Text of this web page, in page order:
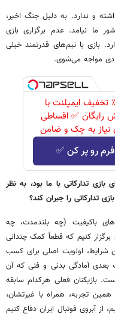
و ندارد. به دلیل جنگ اخیر،
ما نیامد. عدم برگزاری بازی
بازی با تیم‌های قدرتمند خیلی
مواجه می‌شوی.
٪۲۵ تخفیف ایمپلنت با
رایگان ✅ اقساطی
نیاز به چک و ضامن
فرم رو پر کن ✅
تدارکاتی با ما بود، به نظر
تدارکاتی را جبران کند؟
باکیفیت (چه بلندمدت، چه
کنیم که قطعاً کمک چندانی
شرایط، اولویت اصلی برای کسب
بعدی آمادگی بدنی و فنی که آن
بازیکنان فعلی هرکدام سابقه
تجربه، همراه با غیرتشان،
از آبروی فوتبال ایران دفاع کنیم